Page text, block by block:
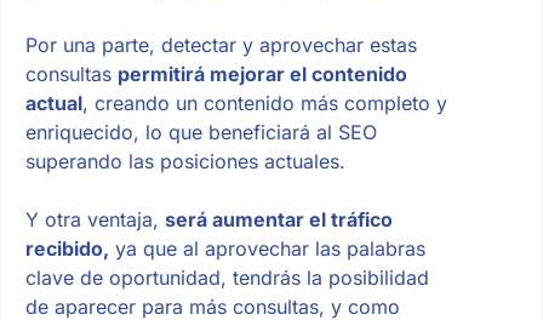
Por una parte, detectar y aprovechar estas
consultas permitirá mejorar el contenido
actual, creando un contenido más completo y
enriquecido, lo que beneficiará al SEO
superando las posiciones actuales.
Y otra ventaja, será aumentar el tráfico
recibido, ya que al aprovechar las palabras
clave de oportunidad, tendrás la posibilidad
de aparecer para más consultas, y como